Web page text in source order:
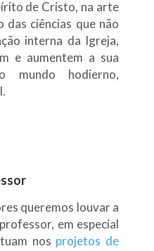
de Cristo, na arte
das ciências que não
interna da Igreja,
e aumentem a sua
mundo hodierno,
queremos louvar a
em especial
nos projetos de